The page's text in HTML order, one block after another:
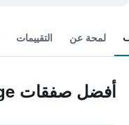
لمحة عن التقييمات
أفضل صفقات Barn Lodge